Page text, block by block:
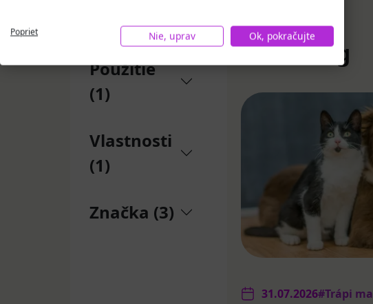
Forma (2)
Použitie
(1)
Vlastnosti
(1)
Značka (3)
Medi Blog
31.07.2026#Trápi ma
Poprieť Nie, uprav Ok, pokračujte